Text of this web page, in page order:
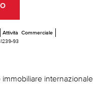
Attività Commerciale
93
internazionale